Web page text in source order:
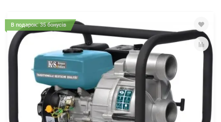
В подарок: 35 бонусів